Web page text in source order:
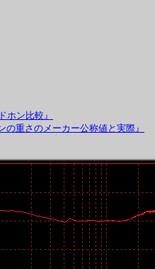
ホン比較』
の重さのメーカー公称値と実際』